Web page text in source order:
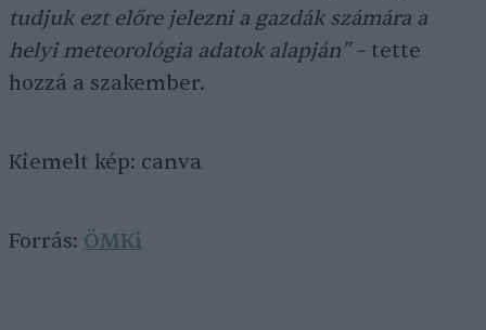
tudjuk ezt előre jelezni a gazdák számára a
helyi meteorológia adatok alapján” – tette
hozzá a szakember.
Kiemelt kép: canva
Forrás: ÖMKi